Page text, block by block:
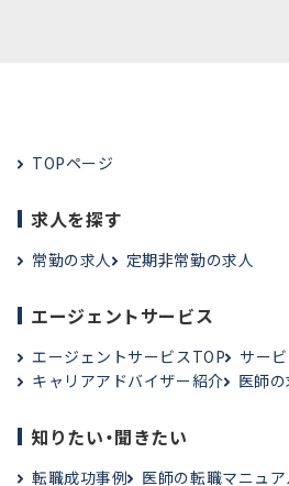
TOPページ
求人を探す
常勤の求人 定期非常勤の求人
エージェントサービス
エージェントサービスTOP
サー
キャリアアドバイザー紹介
医師の
知りたい・聞きたい
転職成功事例 医師の転職マニュア